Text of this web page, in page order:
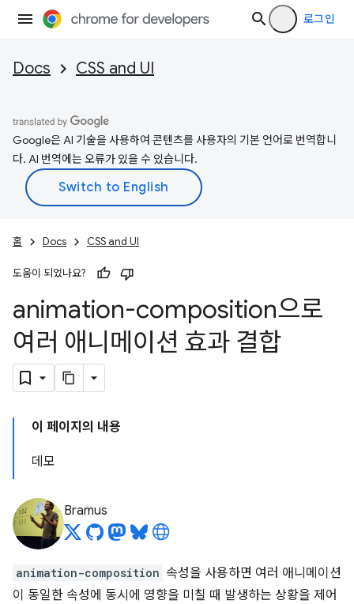
로그인
Docs CSS and UI
Google은 AI 기술을 사용하여 콘텐츠를 사용자의 기본 언어로 번역합니
다. AI 번역에는 오류가 있을 수 있습니다.
홈 Docs CSS and UI
도움이 되었나요?
animation-composition으로
여러 애니메이션 효과 결합
이 페이지의 내용
데모
Bramus
animation-composition 속성을 사용하면 여러 애니메이션
이 동일한 속성에 동시에 영향을 미칠 때 발생하는 상황을 제어